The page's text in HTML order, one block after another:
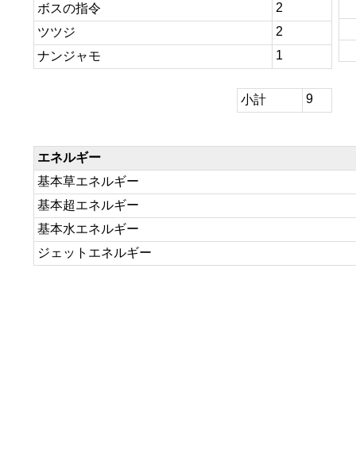
ボスの指令
2
ツツジ
2
ナンジャモ
1
小計 9
エネルギー
基本草エネルギー
基本超エネルギー
基本水エネルギー
ジェットエネルギー